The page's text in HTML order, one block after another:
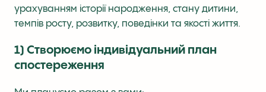
урахуванням історії народження, стану дитини,
темпів росту, розвитку, поведінки та якості життя.
1) Створюємо індивідуальний план
спостереження